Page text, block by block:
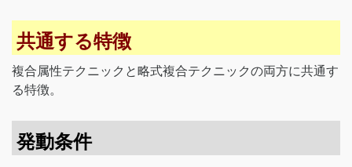
共通する特徴
複合属性テクニックと略式複合テクニックの両方に共通す
る特徴。
発動条件